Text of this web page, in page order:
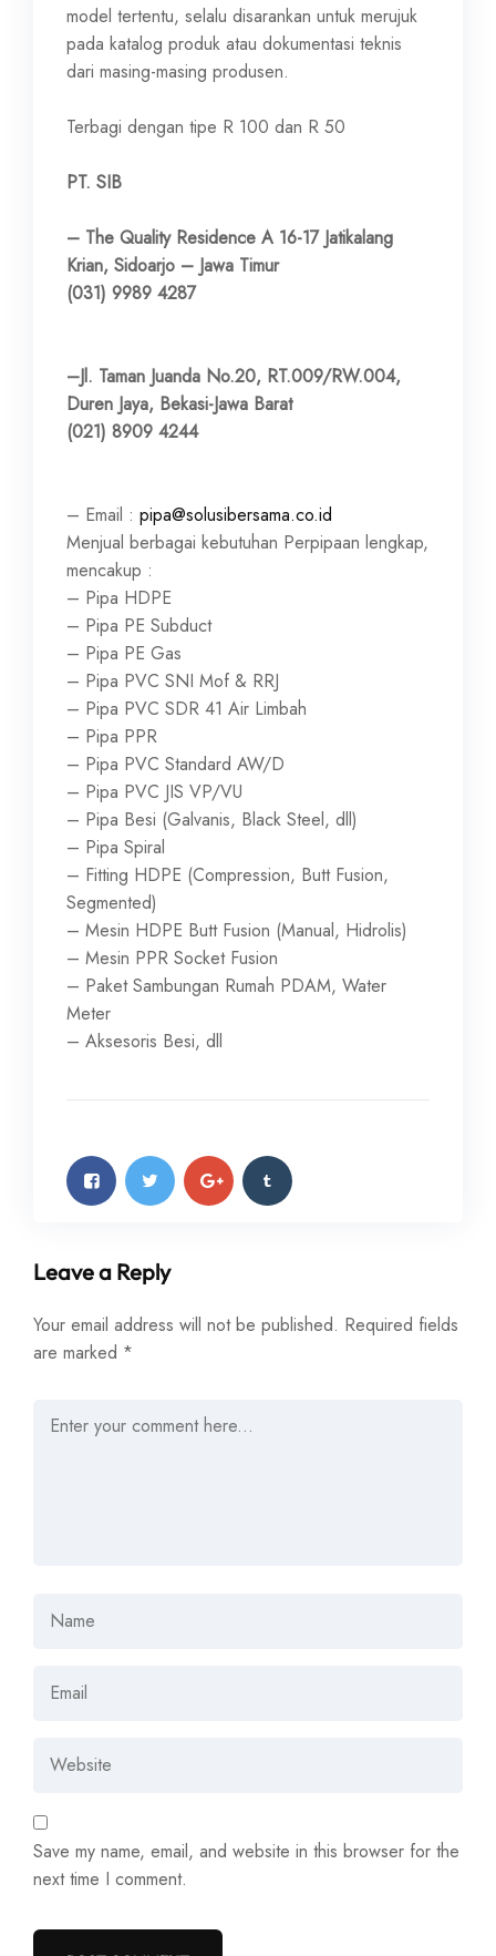
model tertentu, selalu disarankan untuk merujuk
pada katalog produk atau dokumentasi teknis
dari masing-masing produsen.
Terbagi dengan tipe R 100 dan R 50
PT. SIB
– The Quality Residence A 16-17 Jatikalang
Krian, Sidoarjo – Jawa Timur
(031) 9989 4287
–Jl. Taman Juanda No.20, RT.009/RW.004,
Duren Jaya, Bekasi-Jawa Barat
(021) 8909 4244
– Email : pipa@solusibersama.co.id
Menjual berbagai kebutuhan Perpipaan lengkap,
mencakup :
– Pipa HDPE
– Pipa PE Subduct
– Pipa PE Gas
– Pipa PVC SNI Mof & RRJ
– Pipa PVC SDR 41 Air Limbah
– Pipa PPR
– Pipa PVC Standard AW/D
– Pipa PVC JIS VP/VU
– Pipa Besi (Galvanis, Black Steel, dll)
– Pipa Spiral
– Fitting HDPE (Compression, Butt Fusion,
Segmented)
– Mesin HDPE Butt Fusion (Manual, Hidrolis)
– Mesin PPR Socket Fusion
– Paket Sambungan Rumah PDAM, Water
Meter
– Aksesoris Besi, dll
Leave a Reply
Your email address will not be published. Required fields
are marked *
Save my name, email, and website in this browser for the
next time I comment.